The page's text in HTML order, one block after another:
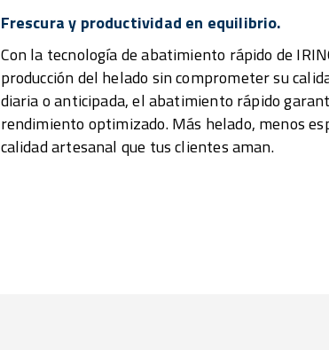
Frescura y productividad en equilibrio.
Con la tecnología de abatimiento rápido de
producción del helado sin comprometer su
diaria o anticipada, el abatimiento rápido
rendimiento optimizado. Más helado, menos
calidad artesanal que tus clientes aman.